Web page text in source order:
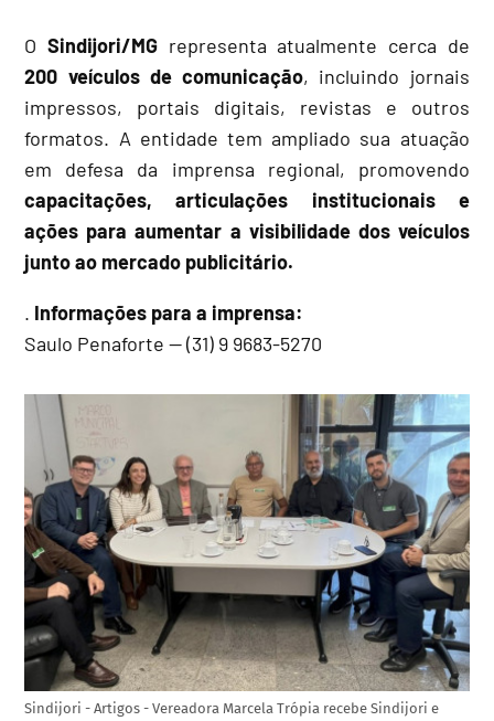
OSindijori/MG representa atualmente cerca de
200 veículos de comunicação, incluindo jornais
impressos, portais digitais, revistas e outros
formatos. A entidade tem ampliado sua atuação
em defesa da imprensa regional, promovendo
capacitações, articulações institucionais e
ações para aumentar a visibilidade dos veículos
junto ao mercado publicitário.
. Informações para a imprensa:
Saulo Penaforte — (31) 9 9683-5270
Sindijori - Artigos - Vereadora Marcela Trópia recebe Sindijori e